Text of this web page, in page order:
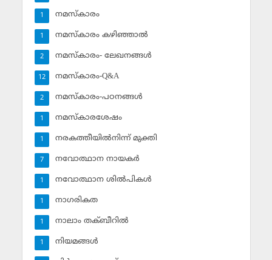
നമസ്‌കാരം
1
നമസ്‌കാരം കഴിഞ്ഞാല്‍
1
നമസ്‌കാരം- ലേഖനങ്ങള്‍
2
നമസ്‌കാരം-Q&A
12
നമസ്‌കാരം-പഠനങ്ങള്‍
2
നമസ്‌കാരശേഷം
1
നരകത്തീയില്‍നിന്ന് മുക്തി
1
നവോത്ഥാന നായകര്‍
7
നവോത്ഥാന ശില്‍പികള്‍
1
നാഗരികത
1
നാലാം തക്ബീറില്‍
1
നിയമങ്ങള്‍
1